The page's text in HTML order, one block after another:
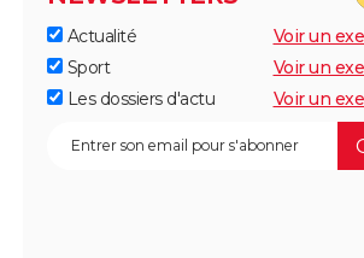
Actualité
Voir un
Sport
Voir un
Les dossiers d'actu
Voir un